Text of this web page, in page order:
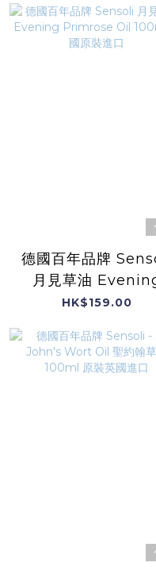
德國百年品牌
月見草油 Evening
Primrose Oil
HK$159.00